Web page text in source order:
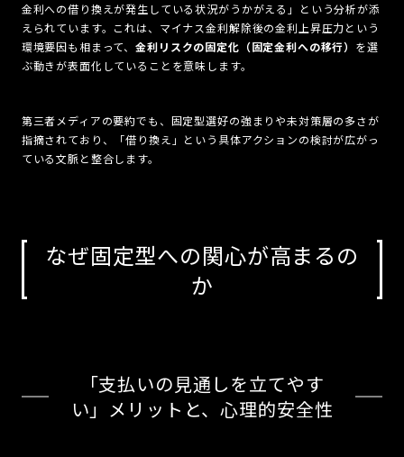
金利への借り換えが発生している状況がうかがえる」という分析が添
えられています。これは、マイナス金利解除後の金利上昇圧力という
環境要因も相まって、金利リスクの固定化（固定金利への移行） を選
ぶ動きが表面化していることを意味します。
第三者メディアの要約でも、固定型選好の強まりや未対策層の多さが
指摘されており、「借り換え」という具体アクションの検討が広がっ
ている文脈と整合します。
なぜ固定型への関心が高まるの
か
「支払いの見通しを立てやす
い」メリットと、心理的安全性